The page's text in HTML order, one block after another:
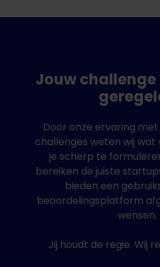
Jouw challenge
Door onze ervaring
challenges weten wij wat
je scherp te
bereiken de juiste
bieden een
beoordelingsplatform
wensen.
Jij houdt de regie. Wij